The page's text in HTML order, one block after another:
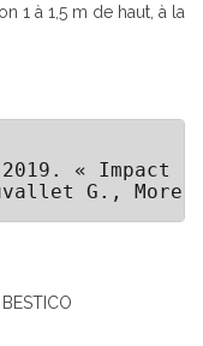
1 à 1,5 m de haut, à la
« Impact
G., Morel